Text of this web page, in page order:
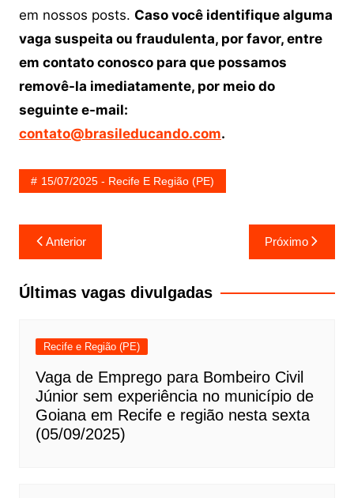
em nossos posts. Caso você identifique alguma
vaga suspeita ou fraudulenta, por favor, entre
em contato conosco para que possamos
removê-la imediatamente, por meio do
seguinte e-mail:
contato@brasileducando.com.
15/07/2025 - Recife E Região (PE)
Navegação
de
Post
Anterior Próximo
Últimas vagas divulgadas
Recife e Região (PE)
Vaga de Emprego para Bombeiro Civil
Júnior sem experiência no município de
Goiana em Recife e região nesta sexta
(05/09/2025)